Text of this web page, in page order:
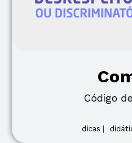
Código
dicas |